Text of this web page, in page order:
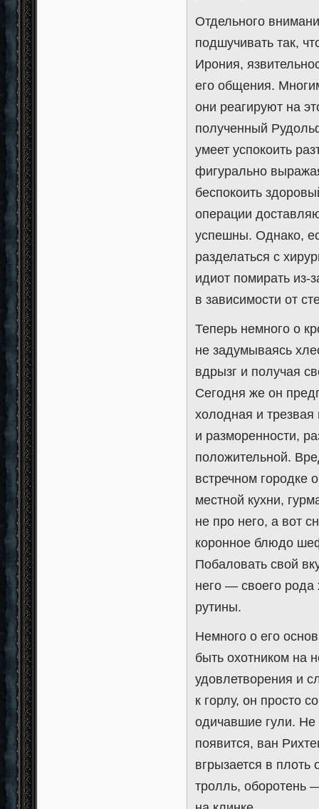
Отдельного
подшучивать так,
Ирония,
его общения.
они реагируют на
полученный
умеет успокоить
фигурально
беспокоить
операции
успешны. Однако,
разделаться с
идиот помирать из-
в зависимости от
Теперь немного о
не задумываясь
вдрызг и получая
Сегодня же он
холодная и
и разморенности,
положительной.
встречном городке
местной кухни,
не про него, а вот
коронное блюдо
Побаловать свой
него — своего рода
рутины.
Немного о его
быть охотником на
удовлетворения и
к горлу, он просто
одичавшие гули. Не
появится, ван
вгрызается в
тролль, оборотень